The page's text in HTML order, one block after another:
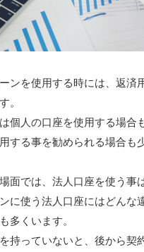
ンを使用する時には、返済
。
個人の口座を使用する場合
する事を勧められる場合も
面では、法人口座を使う事
に使う法人口座にはどんな
多くいます。
持っていないと、後から契